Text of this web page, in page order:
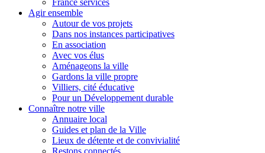
France services
Agir ensemble
Autour de vos projets
Dans nos instances participatives
En association
Avec vos élus
Aménageons la ville
Gardons la ville propre
Villiers, cité éducative
Pour un Développement durable
Connaître notre ville
Annuaire local
Guides et plan de la Ville
Lieux de détente et de convivialité